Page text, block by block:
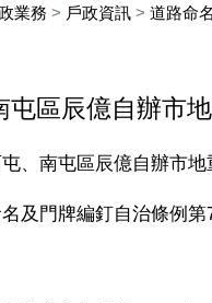
業務 > 戶政資訊 > 道路命
屯區辰億自辦市
、南屯區辰億自辦市地
及門牌編釘自治條例第